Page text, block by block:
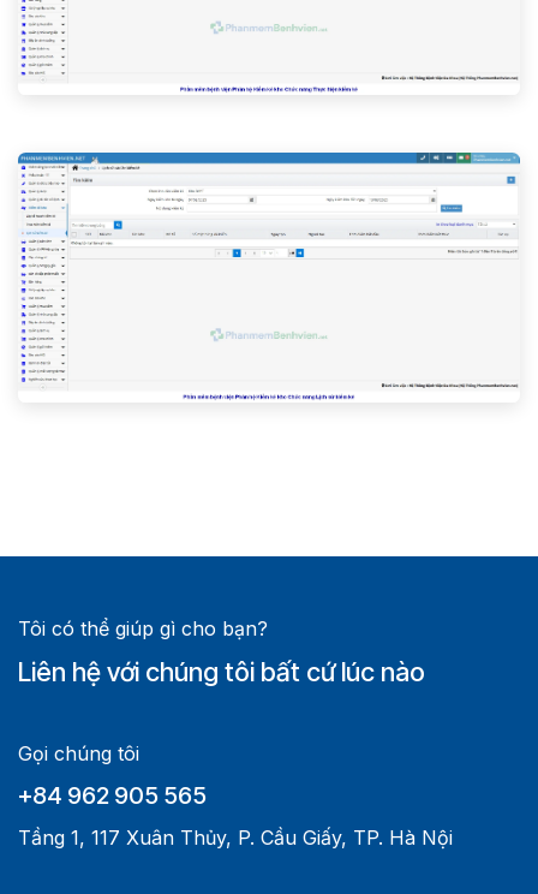
Tôi có thể giúp gì cho bạn?
Liên hệ với chúng tôi bất cứ lúc nào
Gọi chúng tôi
+84 962 905 565
Tầng 1, 117 Xuân Thủy, P. Cầu Giấy, TP. Hà Nội